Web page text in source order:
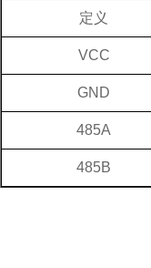
定义
VCC
GND
485A
485B